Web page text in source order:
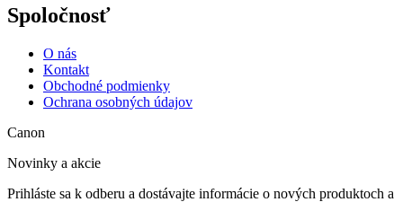
Spoločnosť
O nás
Kontakt
Obchodné podmienky
Ochrana osobných údajov
Canon
Novinky a akcie
Prihláste sa k odberu a dostávajte informácie o nových produktoch a